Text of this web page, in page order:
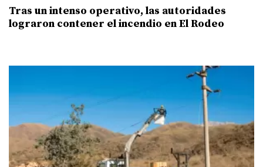
Tras un intenso operativo, las autoridades
lograron contener el incendio en El Rodeo